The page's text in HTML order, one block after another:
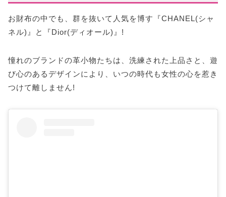
まとめ
お財布の中でも、群を抜いて人気を博す『CHANEL(シャ
ネル)』と『Dior(ディオール)』!
憧れのブランドの革小物たちは、洗練された上品さと、遊
び心のあるデザインにより、いつの時代も女性の心を惹き
つけて離しません!